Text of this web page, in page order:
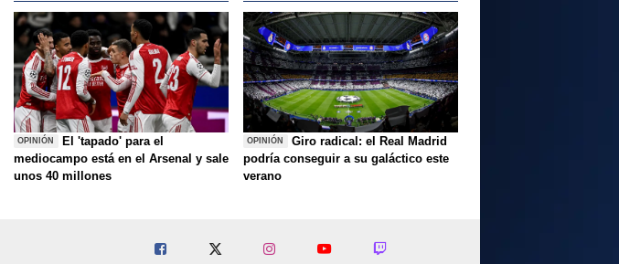
OPINIÓN
El 'tapado' para el
mediocampo está en el Arsenal y sale
unos 40 millones
OPINIÓN
Giro radical: el Real Madrid
podría conseguir a su galáctico este
verano